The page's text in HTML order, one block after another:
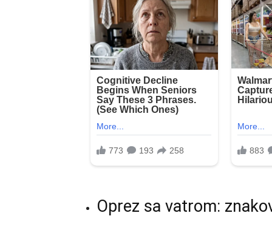
Oprez sa vatrom: